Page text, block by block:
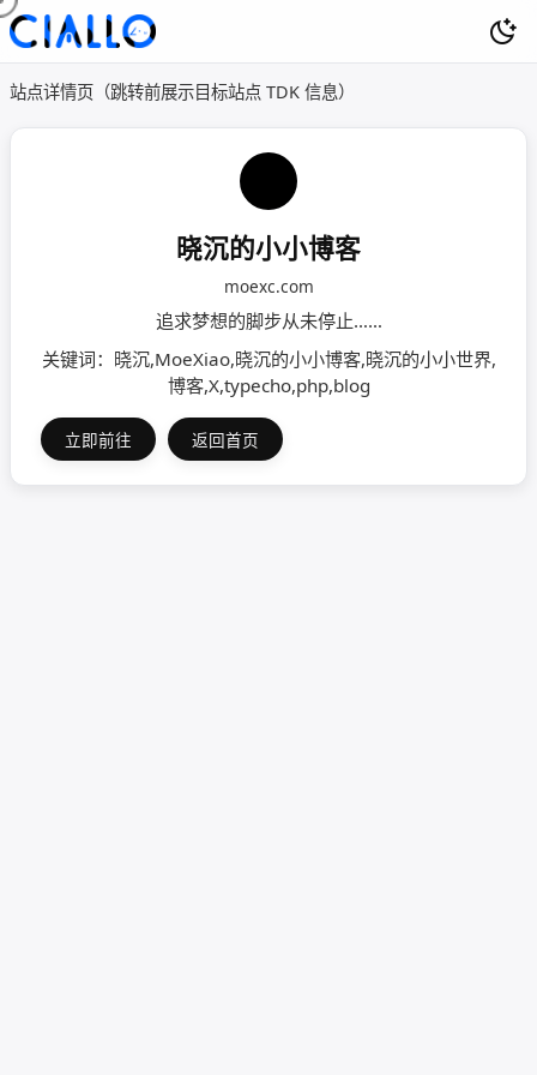
站点详情页（跳转前展示目标站点 TDK 信息）
晓沉的小小博客
moexc.com
追求梦想的脚步从未停止……
关键词：晓沉,MoeXiao,晓沉的小小博客,晓沉的小小世界,
博客,X,typecho,php,blog
立即前往 返回首页